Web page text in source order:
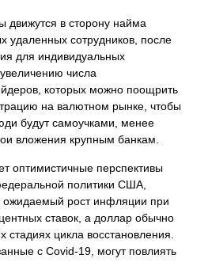
движутся в сторону найма
удаленных сотрудников, после
для индивидуальных
числа
которых можно поощрить
на валютном рынке, чтобы
будут самоучками, менее
вложения крупным банкам.
оптимистичные перспективы
политики США,
ожидаемый рост инфляции при
ставок, а доллар обычно
стадиях цикла восстановления.
с Covid-19, могут повлиять